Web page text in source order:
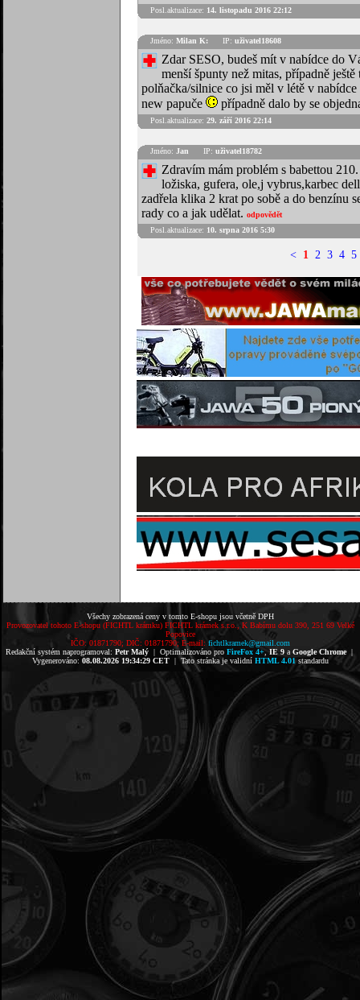
Posl.aktualizace: 14. listopadu 2016 22:12
Jméno: Milan K: IP: uživatel18608
Zdar SESO, budeš mít v nabídce do
menší špunty než mitas, případně
polňačka/silnice co jsi měl v létě v
new papuče
případně dalo by se
Posl.aktualizace: 29. září 2016 22:14
Jméno: Jan IP: uživatel18782
Zdravím mám problém s babettou
ložiska, gufera, ole,j vybrus,karbec
zadřela klika 2 krat po sobě a do benzínu
rady co a jak udělat. odpovědět
Posl.aktualizace: 10. srpna 2016 5:30
< 1 2 3 4 5
Všechy zobrazená ceny v tomto E-shopu jsou včetně DPH
Provozovatel tohoto E-shopu (FICHTL krámku) FICHTL krámek s.r.o., K Babímu dolu 390, 251 69 Velké
Popovice
IČO: 01871790; DIČ: 01871790; E-mail: fichtlkramek@gmail.com
Redakční systém naprogramoval: Petr Malý| Optimalizováno pro FireFox 4+, IE 9a Google Chrome|
Vygenerováno: 08.08.2026 19:34:29 CET| Tato stránka je validní HTML 4.01standardu